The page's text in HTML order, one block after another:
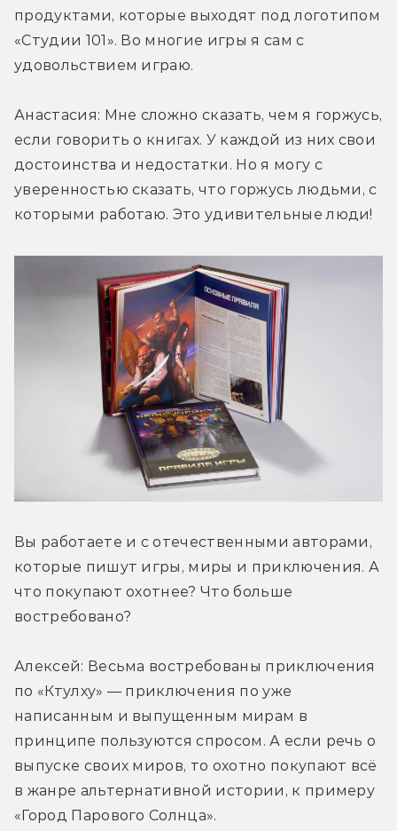
продуктами, которые выходят под логотипом
«Студии 101». Во многие игры я сам с
удовольствием играю.
Анастасия: Мне сложно сказать, чем я горжусь,
если говорить о книгах. У каждой из них свои
достоинства и недостатки. Но я могу с
уверенностью сказать, что горжусь людьми, с
которыми работаю. Это удивительные люди!
Вы работаете и с отечественными авторами,
которые пишут игры, миры и приключения. А
что покупают охотнее? Что больше
востребовано?
Алексей: Весьма востребованы приключения
по «Ктулху» — приключения по уже
написанным и выпущенным мирам в
принципе пользуются спросом. А если речь о
выпуске своих миров, то охотно покупают всё
в жанре альтернативной истории, к примеру
«Город Парового Солнца».